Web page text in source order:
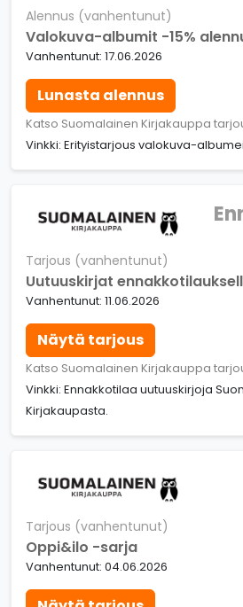
Alennus (vanhentunut)
Valokuva-albumit -15%
Vanhentunut: 17.06.2026
Lunasta alennus
Katso Suomalainen Kirjakauppa
Vinkki: Erityistarjous valokuva-
Tarjous (vanhentunut)
Uutuuskirjat
Vanhentunut: 11.06.2026
Näytä tarjous
Katso Suomalainen Kirjakauppa
Vinkki: Ennakkotilaa uutuuskirjoja
Kirjakaupasta.
Tarjous (vanhentunut)
Oppi&ilo -sarja
Vanhentunut: 04.06.2026